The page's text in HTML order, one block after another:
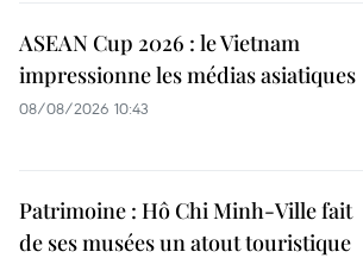
ASEAN Cup 2026 : le Vietnam
impressionne les médias asiatiques
08/08/2026 10:43
Patrimoine : Hô Chi Minh-Ville fait
de ses musées un atout touristique